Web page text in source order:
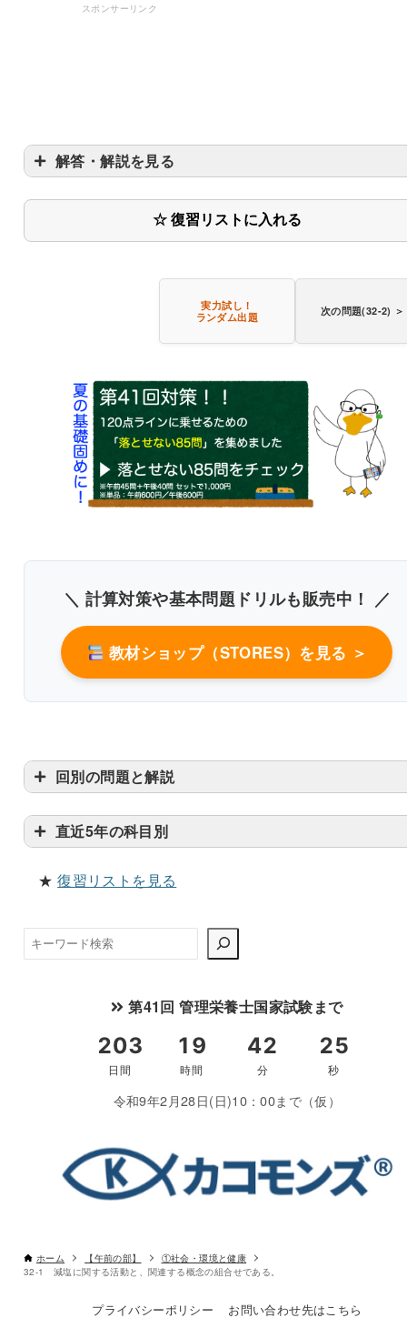
スポンサーリンク
解答・解説を見る
〇
書き込みしやすいレイアウト
改行過去問を見る
☆ 復習リストに入れる
実力試し！
ランダム出題
次の問題(32-2) ＞
＼ 計算対策や基本問題ドリルも販売中！ ／
教材ショップ（STORES）を見る ＞
回別の問題と解説
直近5年の科目別
★復習リストを見る
検
索
第41回 管理栄養士国家試験まで
令和9年2月28日(日)10：00まで（仮）
ホーム 【午前の部】
①社会・環境と健康
32-1 減塩に関する活動と、関連する概念の組合せである。
プライバシーポリシー お問い合わせ先はこちら